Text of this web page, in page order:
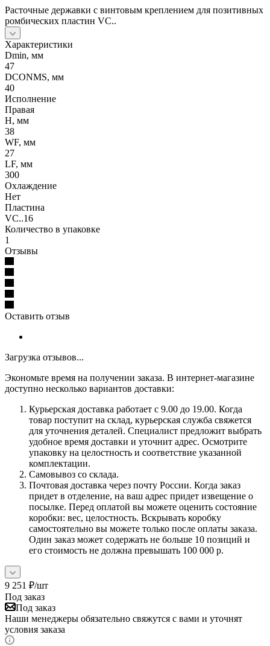
Расточные державки с винтовым креплением для позитивных
ромбических пластин VC..
Характеристики
Dmin, мм
47
DCONMS, мм
40
Исполнение
Правая
H, мм
38
WF, мм
27
LF, мм
300
Охлаждение
Нет
Пластина
VC..16
Количество в упаковке
1
Отзывы
Оставить отзыв
Загрузка отзывов...
Экономьте время на получении заказа. В интернет-магазине
доступно несколько вариантов доставки:
Курьерская доставка работает с 9.00 до 19.00. Когда
товар поступит на склад, курьерская служба свяжется
для уточнения деталей. Специалист предложит выбрать
удобное время доставки и уточнит адрес. Осмотрите
упаковку на целостность и соответствие указанной
комплектации.
Самовывоз со склада.
Почтовая доставка через почту России. Когда заказ
придет в отделение, на ваш адрес придет извещение о
посылке. Перед оплатой вы можете оценить состояние
коробки: вес, целостность. Вскрывать коробку
самостоятельно вы можете только после оплаты заказа.
Один заказ может содержать не больше 10 позиций и
его стоимость не должна превышать 100 000 р.
9 251 ₽/шт
Под заказ
Под заказ
Наши менеджеры обязательно свяжутся с вами и уточнят
условия заказа